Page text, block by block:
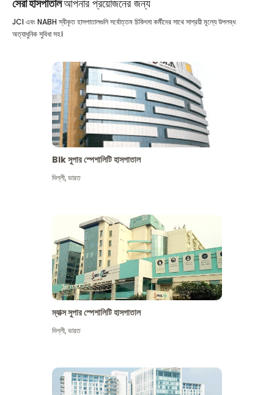
সেরা হাসপাতালআপনার প্রয়োজনের জন্য
JCI এবং NABH স্বীকৃত হাসপাতালগুলি সর্বোত্তম চিকিৎসা কর্মীদের সাথে সাশ্রয়ী মূল্যে উপলব্ধ
অত্যাধুনিক সুবিধা সহ।
Blk সুপার স্পেশালিটি হাসপাতাল
দিল্লী,ভারত
ম্যাক্স সুপার স্পেশালিটি হাসপাতাল
দিল্লী,ভারত